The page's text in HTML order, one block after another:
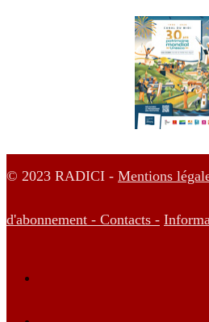
© 2023 RADICI - Mentions
d'abonnement - Contacts -